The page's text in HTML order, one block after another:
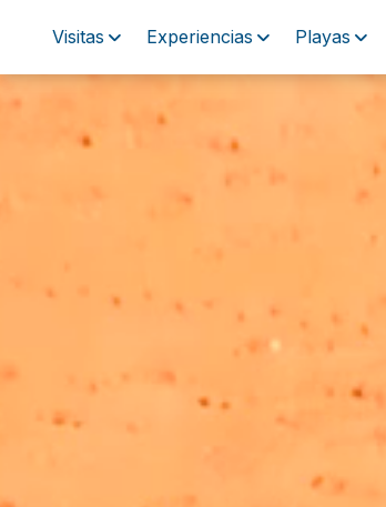
Visitas Experiencias Playas